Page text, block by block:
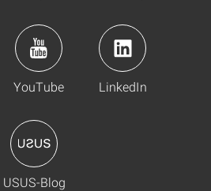
YouTube LinkedIn
USUS-Blog